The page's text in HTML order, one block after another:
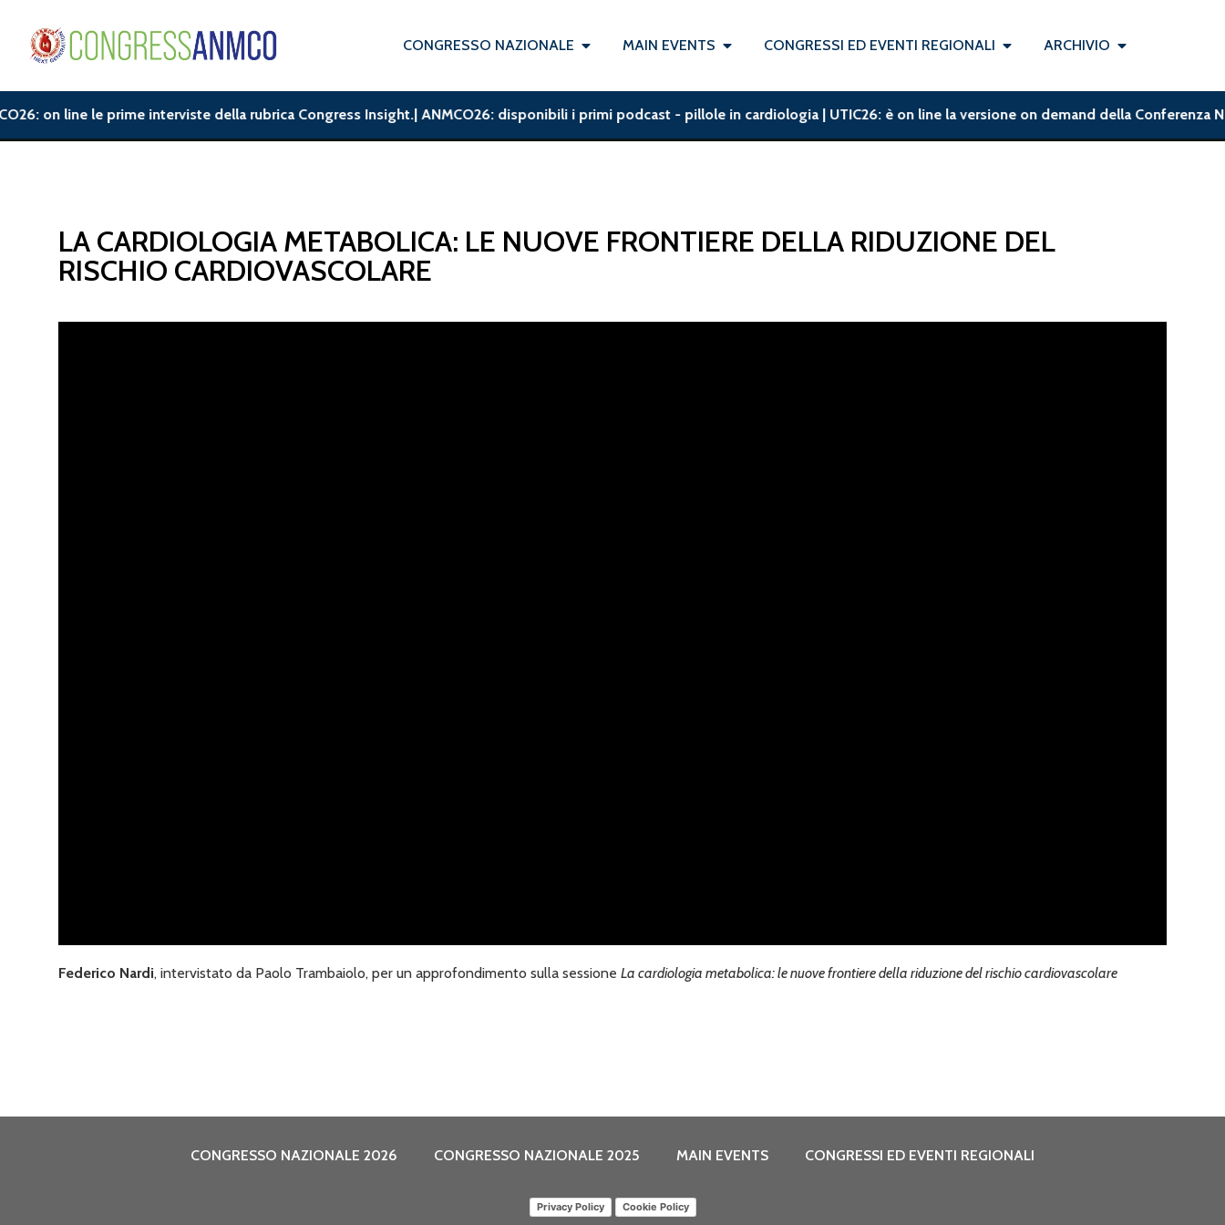
CONGRESSO NAZIONALE MAIN EVENTS CONGRESSI ED EVENTI REGIONALI ARCHIVIO
on line le prime interviste della rubrica Congress Insight.| ANMCO26: disponibili i primi podcast - pillole in cardiologia | UTIC26: è on line la versione on demand della Conferenza
LA CARDIOLOGIA METABOLICA: LE NUOVE FRONTIERE DELLA RIDUZIONE DEL
RISCHIO CARDIOVASCOLARE
Federico Nardi, intervistato da Paolo Trambaiolo, per un approfondimento sulla sessione La cardiologia metabolica: le nuove frontiere della riduzione del rischio cardiovascolare
CONGRESSO NAZIONALE 2026 CONGRESSO NAZIONALE 2025 MAIN EVENTS CONGRESSI ED EVENTI REGIONALI
Privacy Policy Cookie Policy